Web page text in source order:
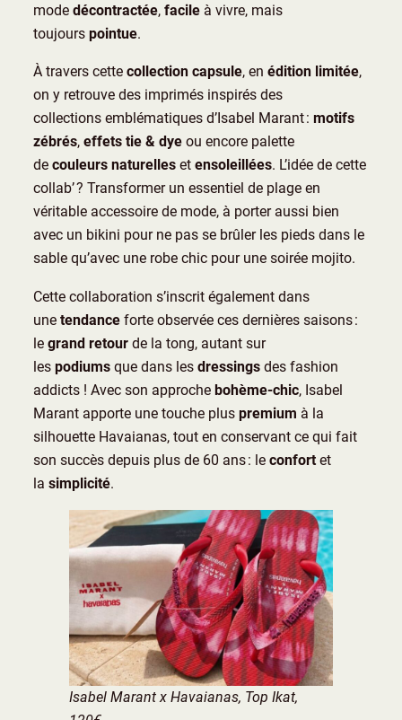
mode décontractée, facileà vivre, mais
toujours pointue.
À travers cette collection capsule, en édition limitée,
on y retrouve des imprimés inspirés des
collections emblématiques d’Isabel Marant : motifs
zébrés, effets tie & dyeou encore palette
de couleurs naturelleset ensoleillées. L’idée de cette
collab’ ? Transformer un essentiel de plage en
véritable accessoire de mode, à porter aussi bien
avec un bikini pour ne pas se brûler les pieds dans le
sable qu’avec une robe chic pour une soirée mojito.
Cette collaboration s’inscrit également dans
une tendanceforte observée ces dernières saisons :
le grand retourde la tong, autant sur
les podiumsque dans les dressingsdes fashion
addicts ! Avec son approche bohème-chic, Isabel
Marant apporte une touche plus premium à la
silhouette Havaianas, tout en conservant ce qui fait
son succès depuis plus de 60 ans : le confortet
la simplicité.
Isabel Marant x Havaianas, Top Ikat,